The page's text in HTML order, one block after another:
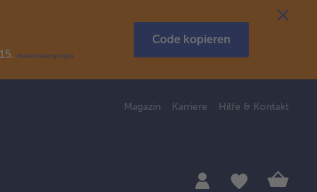
Weitere Bedingungen
Code kopieren
Magazin Karriere Hilfe & Kontakt